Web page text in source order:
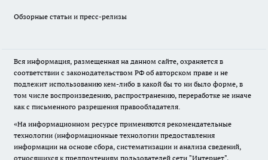
Обзорные статьи и пресс-релизы
Вся информация, размещенная на данном сайте, охраняется в
соответствии с законодательством РФ об авторском праве и не
подлежит использованию кем-либо в какой бы то ни было форме, в
том числе воспроизведению, распространению, переработке не иначе
как с письменного разрешения правообладателя.
«На информационном ресурсе применяются рекомендательные
технологии (информационные технологии предоставления
информации на основе сбора, систематизации и анализа сведений,
относящихся к предпочтениям пользователей сети "Интернет",